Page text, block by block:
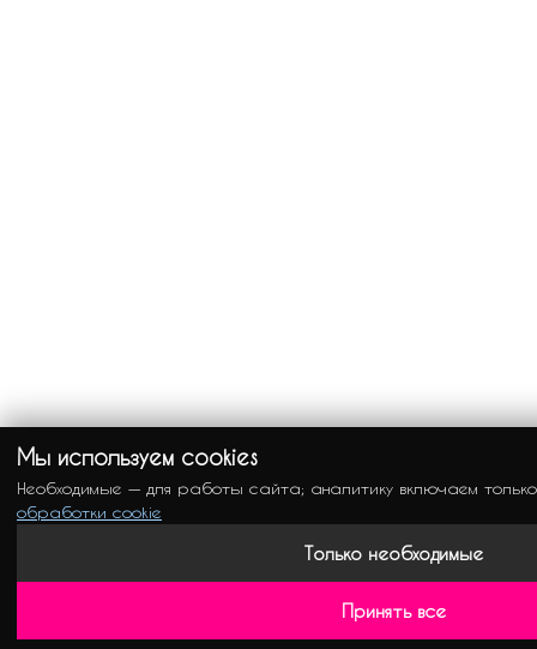
Мы используем cookies
Необходимые — для работы сайта; аналитику включаем
обработки cookie
Только необходимые
Принять все